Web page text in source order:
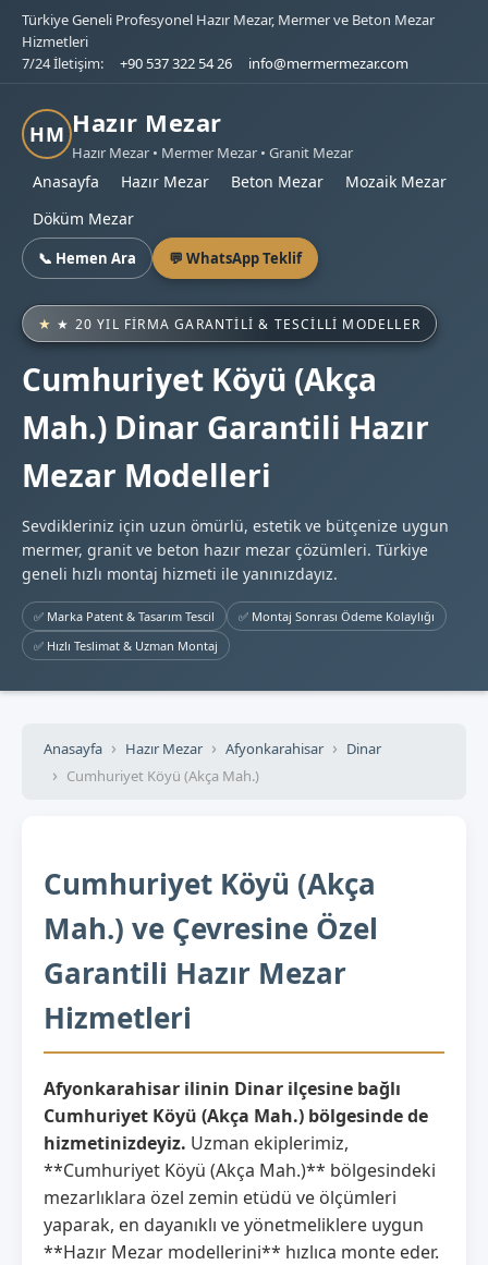
Türkiye Geneli Profesyonel Hazır Mezar, Mermer ve Beton Mezar
Hizmetleri
7/24 İletişim:
+90 537 322 54 26 info@mermermezar.com
HM Hazır Mezar
Hazır Mezar • Mermer Mezar • Granit Mezar
Anasayfa Hazır Mezar Beton Mezar
Mozaik Mezar
Döküm Mezar
📞 Hemen Ara 💬 WhatsApp Teklif
★ 20 YIL FIRMA GARANTILI & TESCILLI MODELLER
Cumhuriyet Köyü (Akça
Mah.) Dinar Garantili Hazır
Mezar Modelleri
Sevdikleriniz için uzun ömürlü, estetik ve bütçenize uygun
mermer, granit ve beton hazır mezar çözümleri. Türkiye
geneli hızlı montaj hizmeti ile yanınızdayız.
✅ Marka Patent & Tasarım Tescil
✅ Montaj Sonrası Ödeme Kolaylığı
✅ Hızlı Teslimat & Uzman Montaj
Anasayfa Hazır Mezar Afyonkarahisar
Dinar
Cumhuriyet Köyü (Akça Mah.)
Cumhuriyet Köyü (Akça
Mah.) ve Çevresine Özel
Garantili Hazır Mezar
Hizmetleri
Afyonkarahisar ilinin Dinar ilçesine bağlı
Cumhuriyet Köyü (Akça Mah.) bölgesinde de
hizmetinizdeyiz. Uzman ekiplerimiz,
**Cumhuriyet Köyü (Akça Mah.)** bölgesindeki
mezarlıklara özel zemin etüdü ve ölçümleri
yaparak, en dayanıklı ve yönetmeliklere uygun
**Hazır Mezar modellerini** hızlıca monte eder.